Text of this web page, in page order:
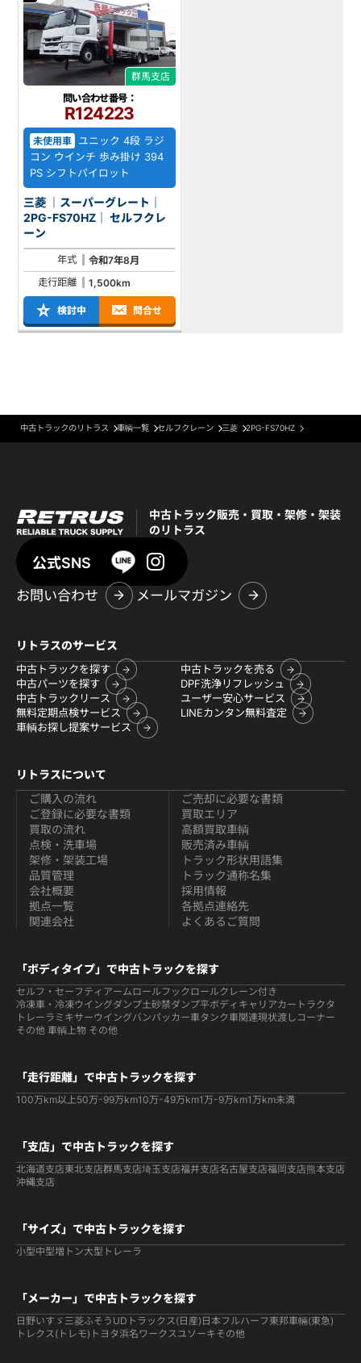
群馬支店
問い合わせ番号：
R124223
未使用車
ユニック 4段 ラジ
コン ウインチ 歩み掛け 394
PS シフトパイロット
三菱 ｜スーパーグレート｜
2PG-FS70HZ｜ セルフクレ
ーン
年式
令和7年8月
走行距離
1,500km
検討中 問合せ
中古トラックのリトラス 車輌一覧 セルフクレーン 三菱 2PG-FS70HZ
中古トラック販売・買取・架修・架装
のリトラス
公式SNS
お問い合わせ
メールマガジン
リトラスのサービス
中古トラックを探す
中古トラックを売る
中古パーツを探す
DPF洗浄リフレッシュ
中古トラックリース
ユーザー安心サービス
無料定期点検サービス
LINEカンタン無料査定
車輌お探し提案サービス
リトラスについて
ご購入の流れ
ご登録に必要な書類
買取の流れ
ご売却に必要な書類
買取エリア
高額買取車輌
点検・洗車場
架修・架装工場
品質管理
販売済み車輌
トラック形状用語集
トラック通称名集
会社概要
拠点一覧
関連会社
採用情報
各拠点連絡先
よくあるご質問
「ボディタイプ」で中古トラックを探す
セルフ・セーフティ アームロールフックロールクレーン付き
冷凍車・冷凍ウイングダンプ土砂禁ダンプ平ボディ キャリアカー トラクタ
トレーラ ミキサーウイングバンパッカー車タンク車関連現状渡しコーナー
その他 車輌上物 その他
「走行距離」で中古トラックを探す
100万km以上50万-99万km10万-49万km1万-9万km1万km未満
「支店」で中古トラックを探す
北海道支店東北支店群馬支店埼玉支店福井支店名古屋支店福岡支店熊本支店
沖縄支店
「サイズ」で中古トラックを探す
小型中型増トン大型 トレーラ
「メーカー」で中古トラックを探す
日野いすゞ 三菱ふそう UDトラックス(日産) 日本フルハーフ 東邦車輛(東急)
トレクス(トレモ) トヨタ浜名ワークスユソーキその他